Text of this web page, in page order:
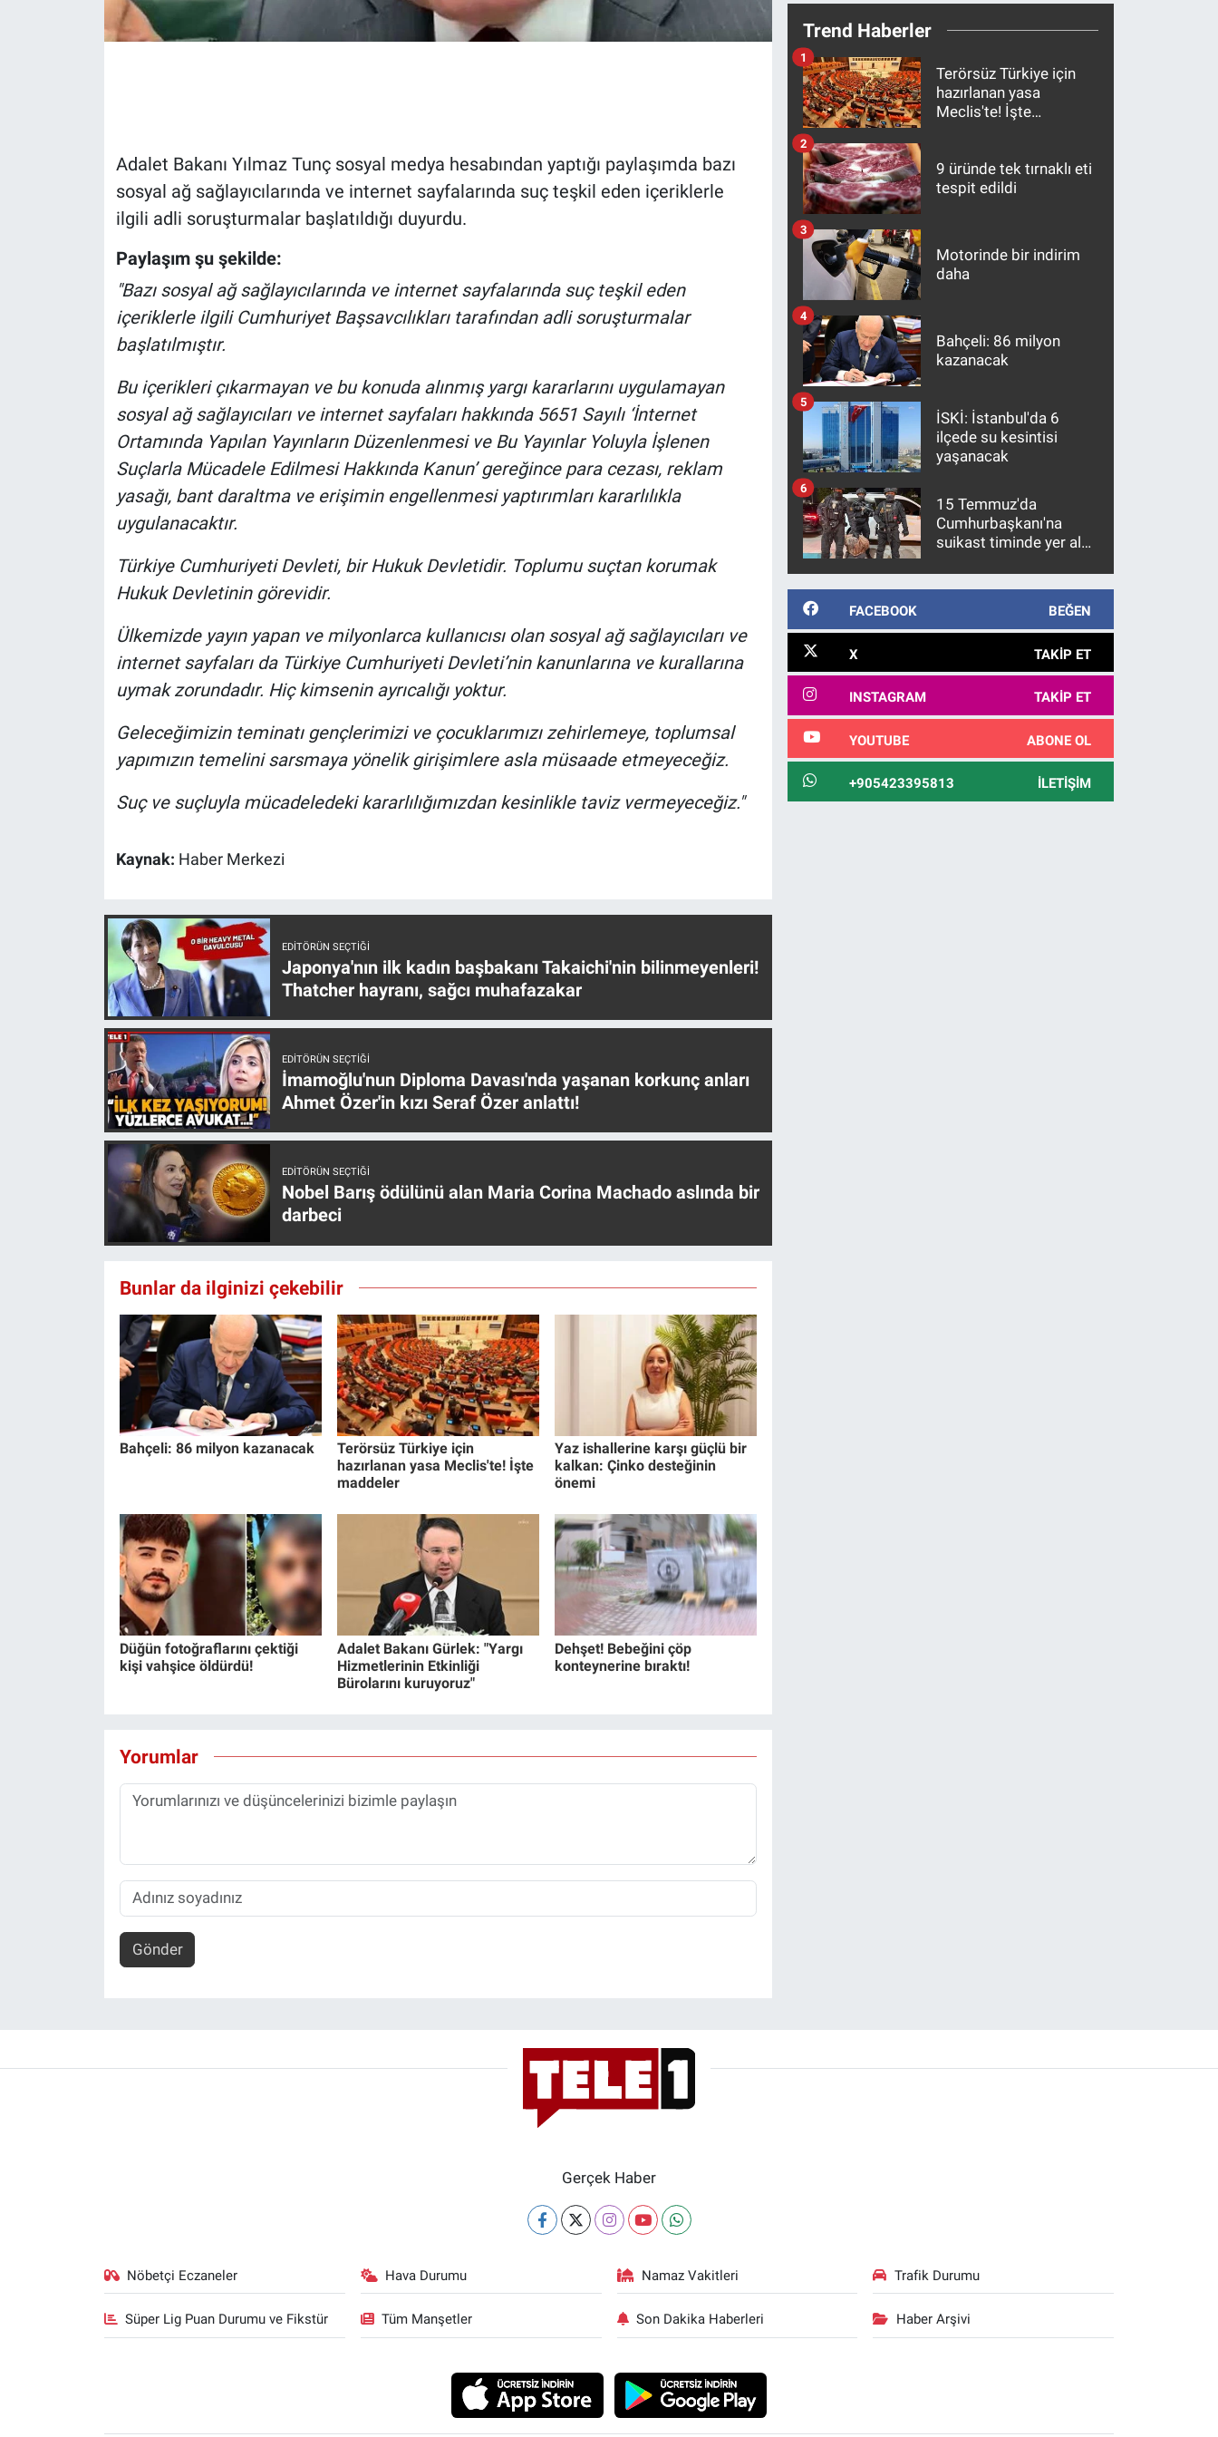
Adalet Bakanı Yılmaz Tunç sosyal medya hesabından yaptığı paylaşımda bazı
sosyal ağ sağlayıcılarında ve internet sayfalarında suç teşkil eden içeriklerle
ilgili adli soruşturmalar başlatıldığı duyurdu.
Paylaşım şu şekilde:
"Bazı sosyal ağ sağlayıcılarında ve internet sayfalarında suç teşkil eden
içeriklerle ilgili Cumhuriyet Başsavcılıkları tarafından adli soruşturmalar
başlatılmıştır.
Bu içerikleri çıkarmayan ve bu konuda alınmış yargı kararlarını uygulamayan
sosyal ağ sağlayıcıları ve internet sayfaları hakkında 5651 Sayılı ‘İnternet
Ortamında Yapılan Yayınların Düzenlenmesi ve Bu Yayınlar Yoluyla İşlenen
Suçlarla Mücadele Edilmesi Hakkında Kanun’ gereğince para cezası, reklam
yasağı, bant daraltma ve erişimin engellenmesi yaptırımları kararlılıkla
uygulanacaktır.
Türkiye Cumhuriyeti Devleti, bir Hukuk Devletidir. Toplumu suçtan korumak
Hukuk Devletinin görevidir.
Ülkemizde yayın yapan ve milyonlarca kullanıcısı olan sosyal ağ sağlayıcıları ve
internet sayfaları da Türkiye Cumhuriyeti Devleti’nin kanunlarına ve kurallarına
uymak zorundadır. Hiç kimsenin ayrıcalığı yoktur.
Geleceğimizin teminatı gençlerimizi ve çocuklarımızı zehirlemeye, toplumsal
yapımızın temelini sarsmaya yönelik girişimlere asla müsaade etmeyeceğiz.
Suç ve suçluyla mücadeledeki kararlılığımızdan kesinlikle taviz vermeyeceğiz."
Kaynak: Haber Merkezi
EDITÖRÜN SEÇTIĞI
Japonya'nın ilk kadın başbakanı Takaichi'nin bilinmeyenleri!
Thatcher hayranı, sağcı muhafazakar
EDITÖRÜN SEÇTIĞI
İmamoğlu'nun Diploma Davası'nda yaşanan korkunç anları
Ahmet Özer'in kızı Seraf Özer anlattı!
EDITÖRÜN SEÇTIĞI
Nobel Barış ödülünü alan Maria Corina Machado aslında bir
darbeci
Bunlar da ilginizi çekebilir
Bahçeli: 86 milyon kazanacak
Terörsüz Türkiye için
hazırlanan yasa Meclis'te! İşte
maddeler
Yaz ishallerine karşı güçlü bir
kalkan: Çinko desteğinin
önemi
Düğün fotoğraflarını çektiği
kişi vahşice öldürdü!
Adalet Bakanı Gürlek: "Yargı
Hizmetlerinin Etkinliği
Bürolarını kuruyoruz"
Dehşet! Bebeğini çöp
konteynerine bıraktı!
Yorumlar
Gönder
Trend Haberler
Terörsüz Türkiye için
hazırlanan yasa
Meclis'te! İşte
1
9 üründe tek tırnaklı eti
tespit edildi
2
Motorinde bir indirim
daha
3
Bahçeli: 86 milyon
kazanacak
4
İSKİ: İstanbul'da 6
ilçede su kesintisi
yaşanacak
5
15 Temmuz'da
Cumhurbaşkanı'na
suikast timinde yer alan
10 yıl sonra yakalandı
6
FACEBOOK BEĞEN
X TAKIP ET
INSTAGRAM TAKIP ET
YOUTUBE ABONE OL
+905423395813 İLETIŞIM
Gerçek Haber
Nöbetçi Eczaneler Hava Durumu Namaz Vakitleri Trafik Durumu
Süper Lig Puan Durumu ve Fikstür Tüm Manşetler Son Dakika Haberleri Haber Arşivi
Gündem Özel
Kültür Sanat
Programlar
Türkiye'nin Geleceği
Türkiye'nin Gündemi